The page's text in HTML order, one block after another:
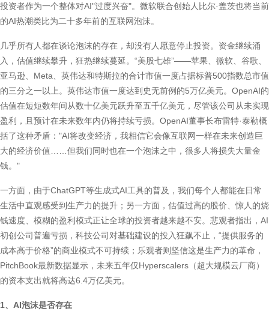
投资者作为一个整体对AI"过度兴奋"。微软联合创始人比尔·盖茨也将当前
的AI热潮类比为二十多年前的互联网泡沫。
几乎所有人都在谈论泡沫的存在，却没有人愿意停止投资。资金继续涌
入，估值继续攀升，狂热继续蔓延。“美股七雄”——苹果、微软、谷歌、
亚马逊、Meta、英伟达和特斯拉的合计市值一度占据标普500指数总市值
的三分之一以上。英伟达市值一度达到史无前例的5万亿美元。OpenAI的
估值在短短数年间从数十亿美元跃升至五千亿美元，尽管该公司从未实现
盈利，且预计在未来数年内仍将持续亏损。OpenAI董事长布雷特·泰勒概
括了这种矛盾："AI将改变经济，我相信它会像互联网一样在未来创造巨
大的经济价值……但我们同时也在一个泡沫之中，很多人将损失大量金
钱。"
一方面，由于ChatGPT等生成式AI工具的普及，我们每个人都能在日常
生活中直观感受到生产力的提升；另一方面，估值过高的股价、惊人的烧
钱速度、模糊的盈利模式正让全球的投资者越来越不安。悲观者指出，AI
初创公司普遍亏损，科技公司对基础建设的投入狂飙不止，“提供服务的
成本高于价格”的商业模式不可持续；乐观者则坚信这是生产力的革命，
PitchBook最新数据显示，未来五年仅Hyperscalers（超大规模云厂商）
的资本支出就将高达6.4万亿美元。
1、AI泡沫是否存在